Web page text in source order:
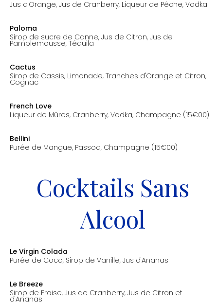
Jus d'Orange, Jus de Cranberry, Liqueur de Pêche, Vodka
Paloma
Sirop de sucre de Canne, Jus de Citron, Jus de
Pamplemousse, Téquila
Cactus
Sirop de Cassis, Limonade, Tranches d'Orange et Citron,
Cognac
French Love
Liqueur de Mûres, Cranberry, Vodka, Champagne (15€00)
Bellini
Purée de Mangue, Passoa, Champagne (15€00)
Cocktails Sans
Alcool
Le Virgin Colada
Purée de Coco, Sirop de Vanille, Jus d'Ananas
Le Breeze
Sirop de Fraise, Jus de Cranberry, Jus de Citron et
d'Ananas